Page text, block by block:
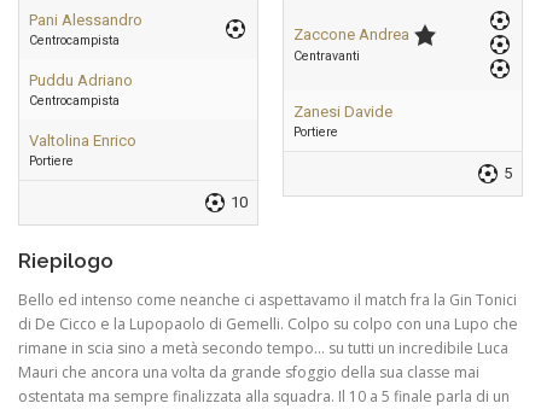
Pani Alessandro
Centrocampista
Puddu Adriano
Centrocampista
Valtolina Enrico
Portiere
10
Zaccone Andrea
Centravanti
Zanesi Davide
Portiere
5
Riepilogo
Bello ed intenso come neanche ci aspettavamo il match fra la Gin Tonici
di De Cicco e la Lupopaolo di Gemelli. Colpo su colpo con una Lupo che
rimane in scia sino a metà secondo tempo… su tutti un incredibile Luca
Mauri che ancora una volta da grande sfoggio della sua classe mai
ostentata ma sempre finalizzata alla squadra. Il 10 a 5 finale parla di un